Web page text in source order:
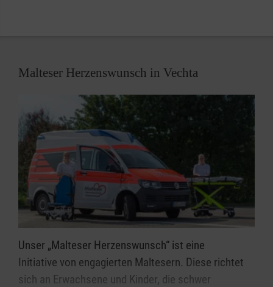
Malteser Herzenswunsch in Vechta
Unser „Malteser Herzenswunsch“ ist eine
Initiative von engagierten Maltesern. Diese richtet
sich an Erwachsene und Kinder, die schwer